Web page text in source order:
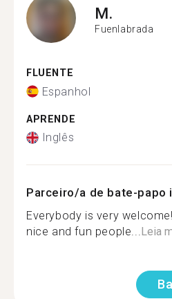
M.
Fuenlabrada
FLUENTE
Espanhol
APRENDE
Inglês
Parceiro/a de bate-papo
Everybody is very
nice and fun people...Leia